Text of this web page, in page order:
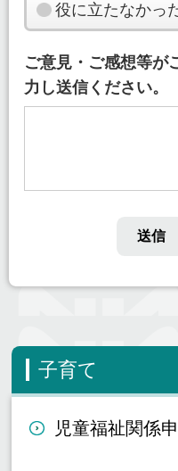
役に立たなかっ
ご意見・ご感想等が
力し送信ください。
子育て
児童福祉関係